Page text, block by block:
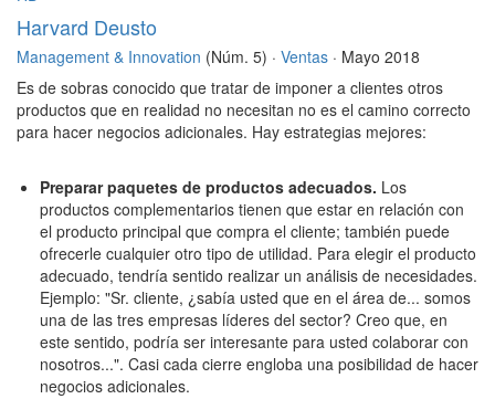
Harvard Deusto
Management & Innovation (Núm. 5) · Ventas · Mayo 2018
Es de sobras conocido que tratar de imponer a clientes otros
productos que en realidad no necesitan no es el camino correcto
para hacer negocios adicionales. Hay estrategias mejores:
Preparar paquetes de productos adecuados. Los
productos complementarios tienen que estar en relación con
el producto principal que compra el cliente; también puede
ofrecerle cualquier otro tipo de utilidad. Para elegir el producto
adecuado, tendría sentido realizar un análisis de necesidades.
Ejemplo: "Sr. cliente, ¿sabía usted que en el área de... somos
una de las tres empresas líderes del sector? Creo que, en
este sentido, podría ser interesante para usted colaborar con
nosotros...". Casi cada cierre engloba una posibilidad de hacer
negocios adicionales.